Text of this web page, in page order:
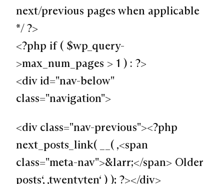
next/previous pages when applicable
*/ ?>
<?php if ( $wp_query-
>max_num_pages > 1 ) : ?>
<div id="nav-below"
class="navigation">
<div class="nav-previous"><?php
next_posts_link( __( ‚<span
class="meta-nav">&larr;</span> Older
posts‘, ‚twentyten‘ ) ); ?></div>